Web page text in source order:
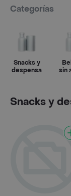
Categorías
Snacks y
despensa
sin
Snacks y